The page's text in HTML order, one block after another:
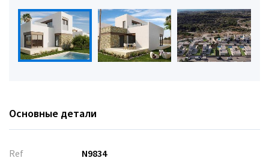
Основные детали
Ref
N9834